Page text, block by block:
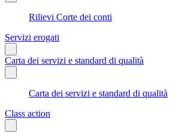
Rilievi Corte dei conti
Servizi erogati
Carta dei servizi e standard di qualità
Carta dei servizi e standard di qualità
Class action